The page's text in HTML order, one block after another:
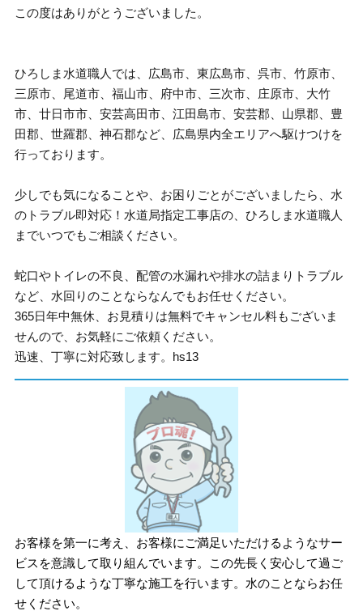
この度はありがとうございました。
ひろしま水道職人では、広島市、東広島市、呉市、竹原市、
三原市、尾道市、福山市、府中市、三次市、庄原市、大竹
市、廿日市市、安芸高田市、江田島市、安芸郡、山県郡、豊
田郡、世羅郡、神石郡など、広島県内全エリアへ駆けつけを
行っております。
少しでも気になることや、お困りごとがございましたら、水
のトラブル即対応！水道局指定工事店の、ひろしま水道職人
までいつでもご相談ください。
蛇口やトイレの不良、配管の水漏れや排水の詰まりトラブル
など、水回りのことならなんでもお任せください。
365日年中無休、お見積りは無料でキャンセル料もございま
せんので、お気軽にご依頼ください。
迅速、丁寧に対応致します。hs13
お客様を第一に考え、お客様にご満足いただけるようなサー
ビスを意識して取り組んでいます。この先長く安心して過ご
して頂けるような丁寧な施工を行います。水のことならお任
せください。